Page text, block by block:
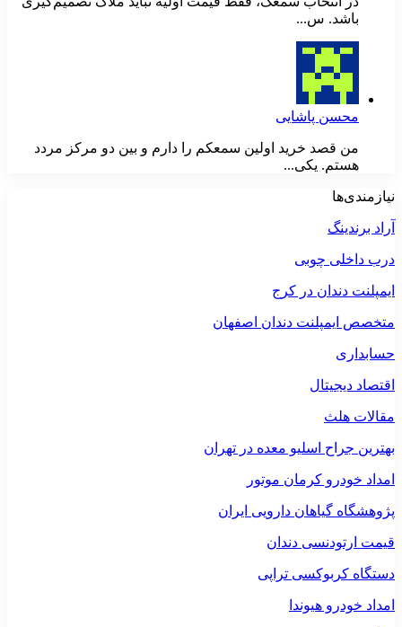
باشد. س...
محسن پاشایی
من قصد خرید اولین سمعکم را دارم و بین دو مرکز مردد
هستم. یکی...
نیازمندی‌ها
آراد برندینگ
درب داخلی چوبی
ایمپلنت دندان در کرج
متخصص ایمپلنت دندان اصفهان
حسابداری
اقتصاد دیجیتال
مقالات هلث
بهترین جراح اسلیو معده در تهران
امداد خودرو کرمان موتور
پژوهشگاه گیاهان دارویی ایران
قیمت ارتودنسی دندان
دستگاه کربوکسی تراپی
امداد خودرو هیوندا